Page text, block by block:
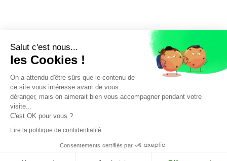
Salut c'est nous...
les Cookies !
On a attendu d'être sûrs que le contenu de
ce site vous intéresse avant de vous
déranger, mais on aimerait bien vous accompagner pendant votre
visite...
C'est OK pour vous ?
Lire la politique de confidentialité
Consentements certifiés par